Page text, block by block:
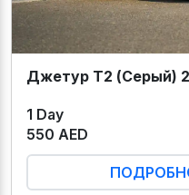
Джетур Т2 (Серый)
1 Day
550 AED